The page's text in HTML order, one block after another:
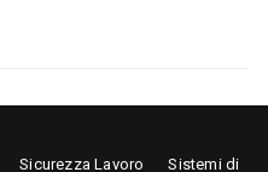
Sicurezza Lavoro Sistemi di